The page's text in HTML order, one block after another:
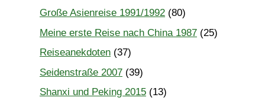
Große Asienreise 1991/1992 (80)
Meine erste Reise nach China 1987 (25)
Reiseanekdoten (37)
Seidenstraße 2007 (39)
Shanxi und Peking 2015 (13)